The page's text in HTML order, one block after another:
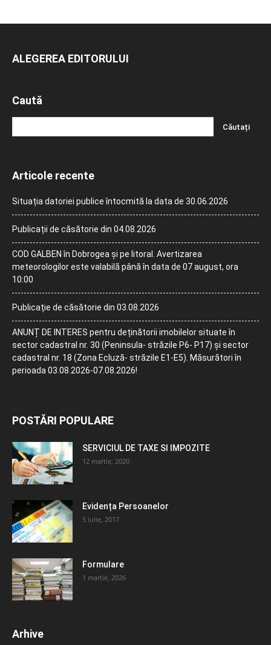
ALEGEREA EDITORULUI
Caută
Articole recente
Situația datoriei publice întocmită la data de 30.06.2026
Publicații de căsătorie din 04.08.2026
COD GALBEN în Dobrogea și pe litoral. Avertizarea
meteorologilor este valabilă până în data de 07 august, ora
10:00
Publicație de căsătorie din 03.08.2026
ANUNȚ DE INTERES pentru deținătorii imobilelor situate în
sector cadastral nr. 30 (Peninsula- străzile P6- P17) și sector
cadastral nr. 18 (Zona Ecluză- străzile E1-E5). Măsurători în
perioada 03.08.2026-07.08.2026!
POSTĂRI POPULARE
SERVICIUL DE TAXE SI IMPOZITE
12 martie, 2020
Evidența Persoanelor
5 iulie, 2017
Formulare
1 martie, 2026
Arhive